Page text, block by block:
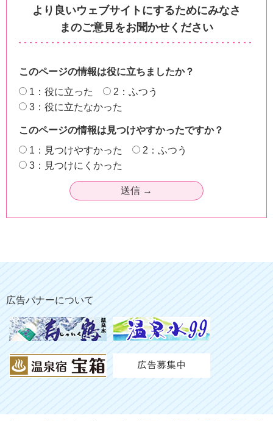
より良いウェブサイトにするためにみなさ
まのご意見をお聞かせください
このページの情報は役に立ちましたか？
1：役に立った
2：ふつう
3：役に立たなかった
このページの情報は見つけやすかったですか？
1：見つけやすかった
2：ふつう
3：見つけにくかった
広告バナーについて